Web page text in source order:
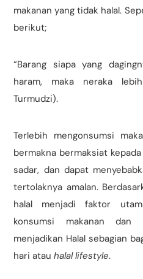
makanan yang tidak halal.
berikut;
“Barang siapa yang
haram, maka neraka
Turmudzi).
Terlebih mengonsumsi
bermakna bermaksiat
sadar, dan dapat
tertolaknya amalan.
halal menjadi faktor
konsumsi makanan dan
menjadikan Halal sebagian
hari atauhalal lifestyle.